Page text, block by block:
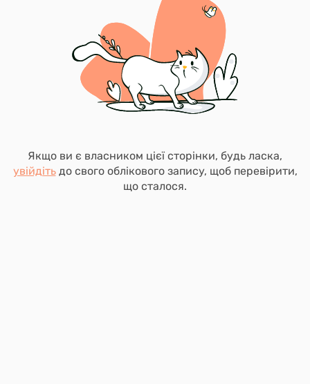
Якщо ви є власником цієї сторінки, будь ласка,
увійдітьдо свого облікового запису, щоб перевірити,
що сталося.